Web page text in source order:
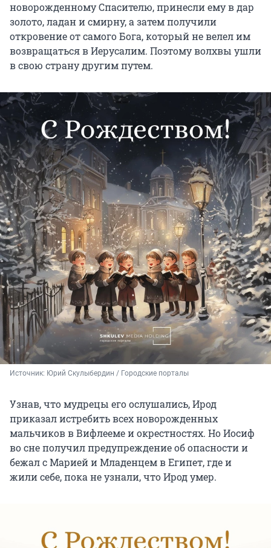
новорожденному Спасителю, принесли ему в дар
золото, ладан и смирну, а затем получили
откровение от самого Бога, который не велел им
возвращаться в Иерусалим. Поэтому волхвы ушли
в свою страну другим путем.
Источник: Юрий Скулыбердин / Городские порталы
Узнав, что мудрецы его ослушались, Ирод
приказал истребить всех новорожденных
мальчиков в Вифлееме и окрестностях. Но Иосиф
во сне получил предупреждение об опасности и
бежал с Марией и Младенцем в Египет, где и
жили себе, пока не узнали, что Ирод умер.